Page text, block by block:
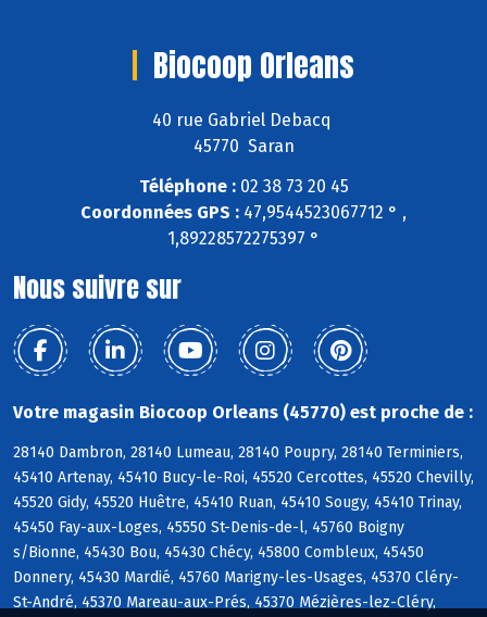
Biocoop Orleans
40 rue Gabriel Debacq
45770 Saran
Téléphone :02 38 73 20 45
Coordonnées GPS : 47,9544523067712 ° ,
1,89228572275397 °
Nous suivre sur
Votre magasin Biocoop Orleans (45770) est proche de :
28140 Dambron, 28140 Lumeau, 28140 Poupry, 28140 Terminiers,
45410 Artenay, 45410 Bucy-le-Roi, 45520 Cercottes, 45520 Chevilly,
45520 Gidy, 45520 Huêtre, 45410 Ruan, 45410 Sougy, 45410 Trinay,
45450 Fay-aux-Loges, 45550 St-Denis-de-l, 45760 Boigny
s/Bionne, 45430 Bou, 45430 Chécy, 45800 Combleux, 45450
Donnery, 45430 Mardié, 45760 Marigny-les-Usages, 45370 Cléry-
St-André, 45370 Mareau-aux-Prés, 45370 Mézières-lez-Cléry,